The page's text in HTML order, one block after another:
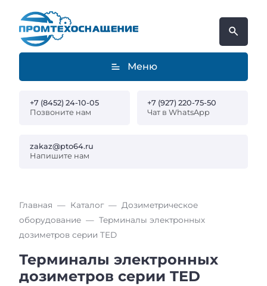
Меню
+7 (8452) 24-10-05
Позвоните нам
+7 (927) 220-75-50
Чат в WhatsApp
zakaz@pto64.ru
Напишите нам
Главная Каталог
Дозиметрическое
оборудование
Терминалы электронных
дозиметров серии TED
Терминалы электронных
дозиметров серии TED